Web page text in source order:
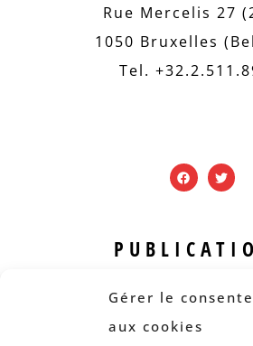
Gérer le
aux cookies
Rue Mercelis 27
1050 Bruxelles
Tel.
Revue B.I.S.
Rapports et analyses